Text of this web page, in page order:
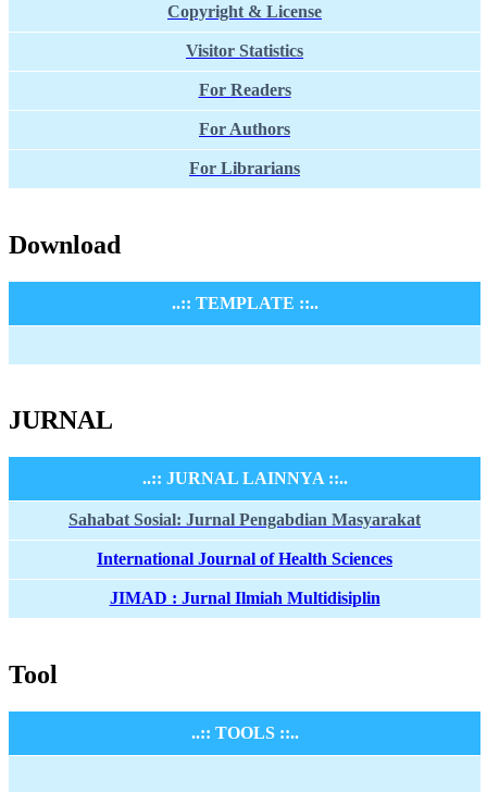
Copyright & License
Visitor Statistics
For Readers
For Authors
For Librarians
Download
..:: TEMPLATE ::..
JURNAL
..:: JURNAL LAINNYA ::..
Sahabat Sosial: Jurnal Pengabdian Masyarakat
International Journal of Health Sciences
JIMAD : Jurnal Ilmiah Multidisiplin
Tool
..:: TOOLS ::..